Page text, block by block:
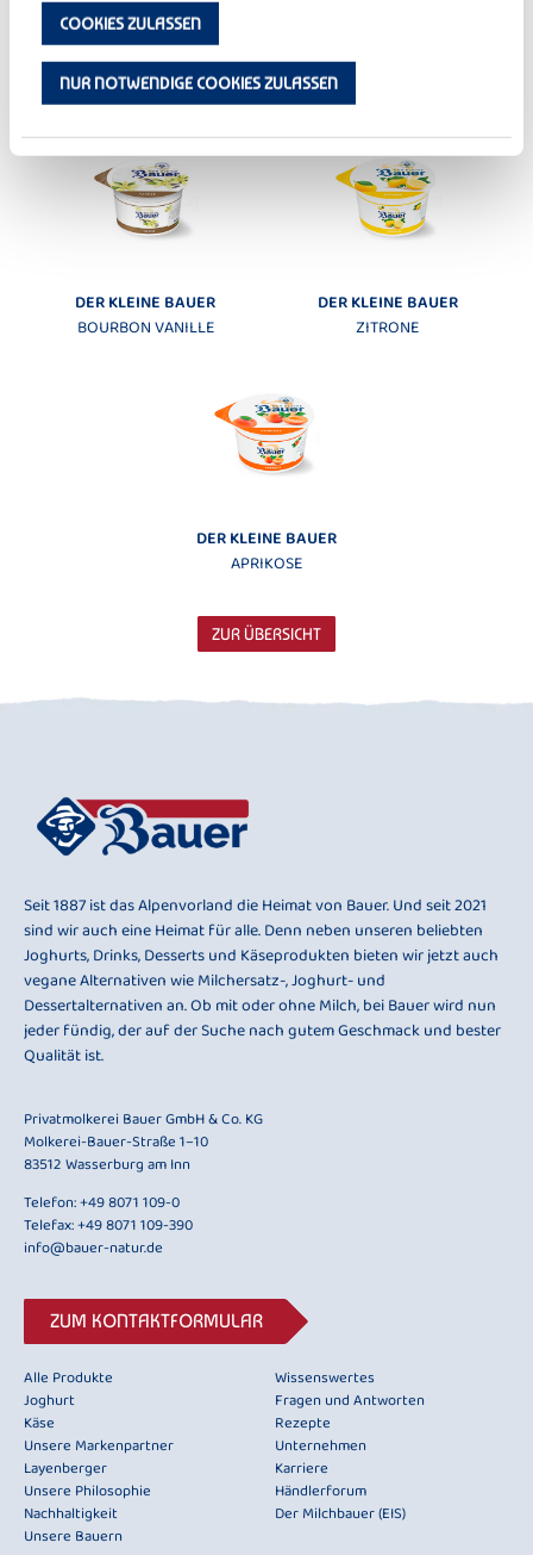
COOKIES ZULASSEN
NUR NOTWENDIGE COOKIES ZULASSEN
DER KLEINE BAUER
KIRSCHE
DER KLEINE BAUER
PFIRSICH-MARACUJA
DER KLEINE BAUER
BOURBON VANILLE
DER KLEINE BAUER
ZITRONE
DER KLEINE BAUER
APRIKOSE
ZUR ÜBERSICHT
Seit 1887 ist das Alpenvorland die Heimat von Bauer. Und seit 2021
sind wir auch eine Heimat für alle. Denn neben unseren beliebten
Joghurts, Drinks, Desserts und Käseprodukten bieten wir jetzt auch
vegane Alternativen wie Milchersatz-, Joghurt- und
Dessertalternativen an. Ob mit oder ohne Milch, bei Bauer wird nun
jeder fündig, der auf der Suche nach gutem Geschmack und bester
Qualität ist.
Privatmolkerei Bauer GmbH & Co. KG
Molkerei-Bauer-Straße 1–10
83512 Wasserburg am Inn
Telefon:+49 8071 109-0
Telefax: +49 8071 109-390
info@bauer-natur.de
ZUM KONTAKTFORMULAR
Alle Produkte
Joghurt
Käse
Unsere Markenpartner
Layenberger
Unsere Philosophie
Nachhaltigkeit
Unsere Bauern
Wissenswertes
Fragen und Antworten
Rezepte
Unternehmen
Karriere
Händlerforum
Der Milchbauer (EIS)